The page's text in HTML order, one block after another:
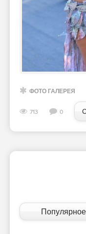
ФОТО ГАЛЕРЕЯ
713 0
Популярное